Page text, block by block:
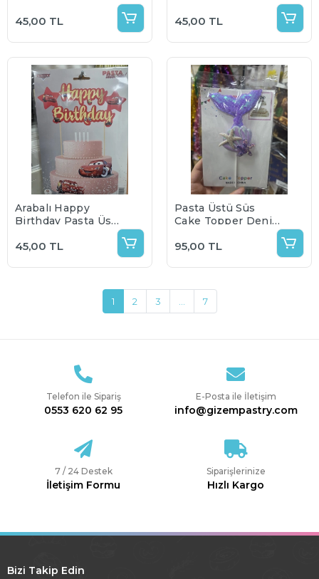
45,00 TL 45,00 TL
Arabalı Happy
Birthday Pasta Üstü
45,00 TL
Pasta Üstü Süs
Cake Topper Deniz
(mor mavi renk
95,00 TL
1 2 3 7
Telefon ile Sipariş
0553 620 62 95
E-Posta ile İletişim
info@gizempastry.com
7 / 24 Destek
İletişim Formu
Siparişlerinize
Hızlı Kargo
Bizi Takip Edin